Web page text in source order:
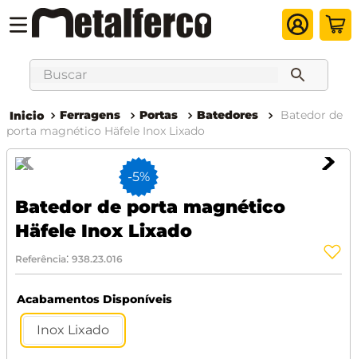
Buscar
Ferragens Portas Batedores
Batedor de
porta magnético Häfele Inox Lixado
-5%
Batedor de porta magnético
Häfele Inox Lixado
Referência: 938.23.016
Acabamentos Disponíveis
Inox Lixado